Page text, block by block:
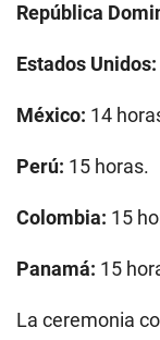
República
Estados Unidos:
México: 14
Perú: 15 horas.
Colombia: 15
Panamá: 15
La ceremonia